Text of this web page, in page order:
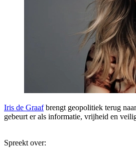
Iris de Graafbrengt geopolitiek terug
gebeurt er als informatie, vrijheid en
Spreekt over: